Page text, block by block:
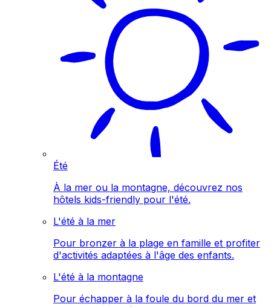
Été
À la mer ou la montagne, découvrez nos
hôtels kids-friendly pour l'été.
L'été à la mer
Pour bronzer à la plage en famille et profiter
d'activités adaptées à l'âge des enfants.
L'été à la montagne
Pour échapper à la foule du bord du mer et